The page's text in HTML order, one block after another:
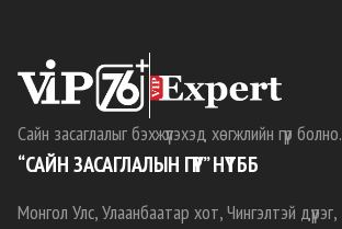
Сайн засаглалыг бэхжүүлэхэд хөгжлийн гүүр болно.
“САЙН ЗАСАГЛАЛЫН ГҮҮР” НҮТББ
Монгол Улс, Улаанбаатар хот, Чингэлтэй дүүрэг,